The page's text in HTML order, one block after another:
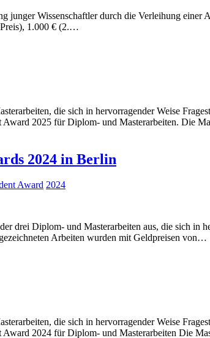
junger Wissenschaftler durch die Verleihung
1.000 € (2.…
die sich in hervorragender Weise
2025 für Diplom- und Masterarbeiten. Die
2024 in Berlin
Award 2024
drei Diplom- und Masterarbeiten aus, die sich in
Arbeiten wurden mit Geldpreisen von…
die sich in hervorragender Weise
2024 für Diplom- und Masterarbeiten Die